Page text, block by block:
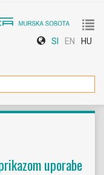
SI EN HU
uporabe